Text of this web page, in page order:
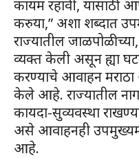
कायम रहावी, यासाठी
करुया,” अशा शब्दात
राज्यातील जाळपोळीच्या,
व्यक्त केली असून ह्या
करण्याचे आवाहन मराठा
केले आहे. राज्यातील
कायदा-सुव्यवस्था
असे आवाहनही
आहे.